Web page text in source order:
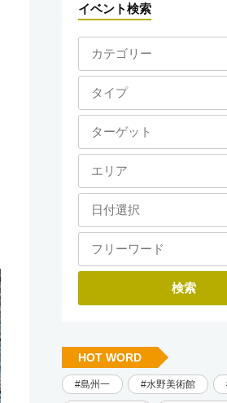
イベント検索
HOT WORD
島州一 水野美術館